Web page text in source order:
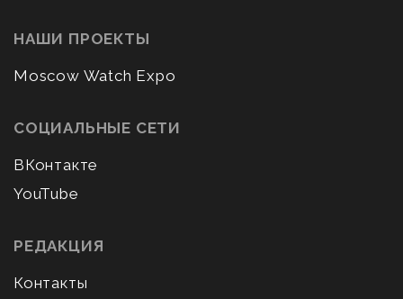
НАШИ ПРОЕКТЫ
Moscow Watch Expo
СОЦИАЛЬНЫЕ СЕТИ
ВКонтакте
YouTube
РЕДАКЦИЯ
Контакты